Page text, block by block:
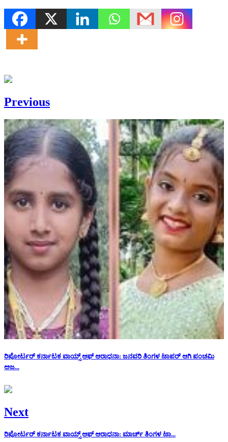
Previous
ರಿಪೋರ್ಟರ್ ಕರ್ನಾಟಕ ವಾಯ್ಸ್ ಆಫ್ ಆರಾಧನಾ: ಜನವರಿ ತಿಂಗಳ ಟಾಪರ್ ಆಗಿ ಪಂಚಮಿ
ಅಜ...
Next
ರಿಪೋರ್ಟರ್ ಕರ್ನಾಟಕ ವಾಯ್ಸ್ ಆಫ್ ಆರಾಧನಾ: ಮಾರ್ಚ್ ತಿಂಗಳ ಟಾ...